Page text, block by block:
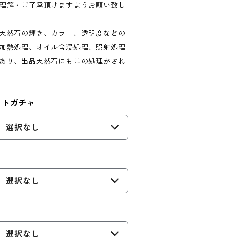
解・ご了承頂けますようお願い致し
然石の輝き、カラー、透明度などの
熱処理、オイル含浸処理、照射処理
り、出品天然石にもこの処理がされ
ガチャ
選択なし
選択なし
選択なし